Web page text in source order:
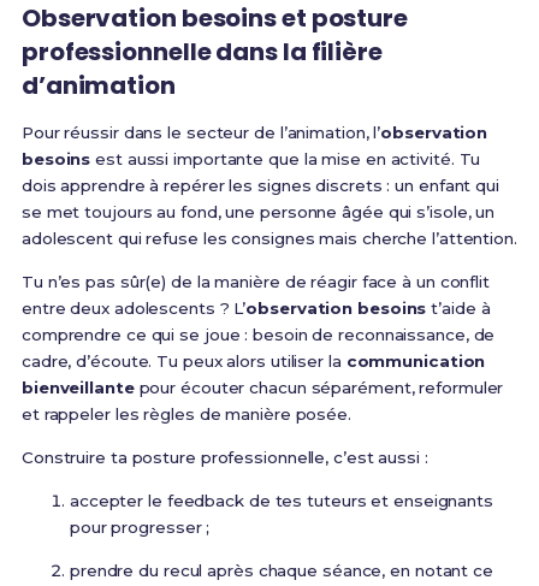
Observation besoins et posture
professionnelle dans la filière
d’animation
Pour réussir dans le secteur de l’animation, l’observation
besoins est aussi importante que la mise en activité. Tu
dois apprendre à repérer les signes discrets : un enfant qui
se met toujours au fond, une personne âgée qui s’isole, un
adolescent qui refuse les consignes mais cherche l’attention.
Tu n’es pas sûr(e) de la manière de réagir face à un conflit
entre deux adolescents ? L’observation besoins t’aide à
comprendre ce qui se joue : besoin de reconnaissance, de
cadre, d’écoute. Tu peux alors utiliser la communication
bienveillantepour écouter chacun séparément, reformuler
et rappeler les règles de manière posée.
Construire ta posture professionnelle, c’est aussi :
accepter le feedback de tes tuteurs et enseignants
pour progresser ;
prendre du recul après chaque séance, en notant ce